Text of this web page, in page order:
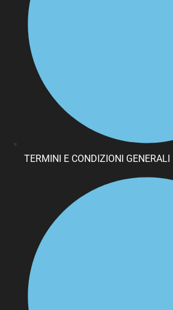
TERMINI E CONDIZIONI GENERALI